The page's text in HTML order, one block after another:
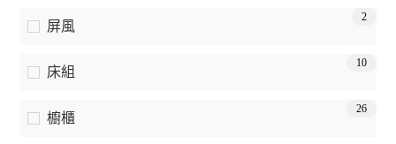
屏風
2
床組
10
櫥櫃
26